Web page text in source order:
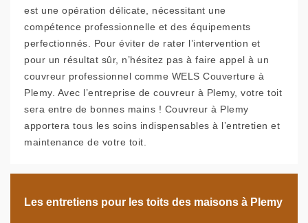
est une opération délicate, nécessitant une
compétence professionnelle et des équipements
perfectionnés. Pour éviter de rater l’intervention et
pour un résultat sûr, n’hésitez pas à faire appel à un
couvreur professionnel comme WELS Couverture à
Plemy. Avec l’entreprise de couvreur à Plemy, votre toit
sera entre de bonnes mains ! Couvreur à Plemy
apportera tous les soins indispensables à l’entretien et
maintenance de votre toit.
Les entretiens pour les toits des maisons à Plemy